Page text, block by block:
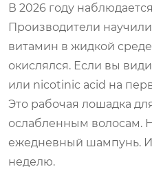
В 2026 году
Производители
витамин в жидкой
окислялся. Если вы
или nicotinic acid на
Это рабочая лошадка
ослабленным волосам.
ежедневный шампунь.
неделю.